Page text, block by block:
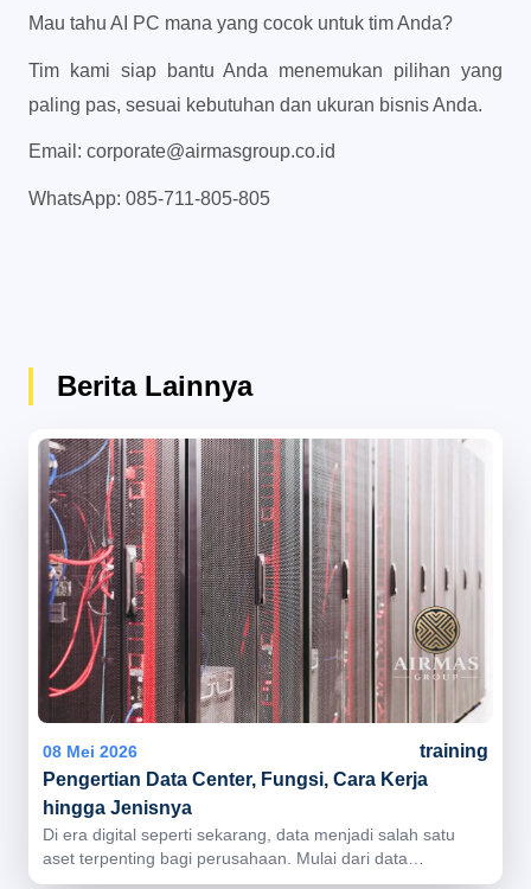
Mau tahu AI PC mana yang cocok untuk tim Anda?
Tim kami siap bantu Anda menemukan pilihan yang
paling pas, sesuai kebutuhan dan ukuran bisnis Anda.
Email: corporate@airmasgroup.co.id
WhatsApp: 085-711-805-805
Berita Lainnya
08 Mei 2026
training
Pengertian Data Center, Fungsi, Cara Kerja
hingga Jenisnya
Di era digital seperti sekarang, data menjadi salah satu
aset terpenting bagi perusahaan. Mulai dari data
pelanggan, transaksi bisnis, aplikasi internal, hingga sistem